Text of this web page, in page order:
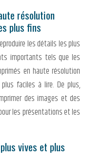
résolution
plus fins
les détails les plus
importants tels que les
en haute résolution
faciles à lire. De plus,
des images et des
les présentations et les
vives et plus